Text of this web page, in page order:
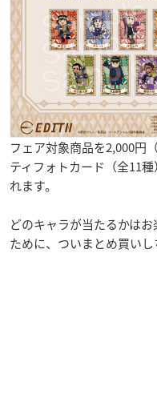
フェア対象商品を2,000円
ティフォトカード（全11
れます。
どのキャラが当たるかは
ために、ついまとめ買いし